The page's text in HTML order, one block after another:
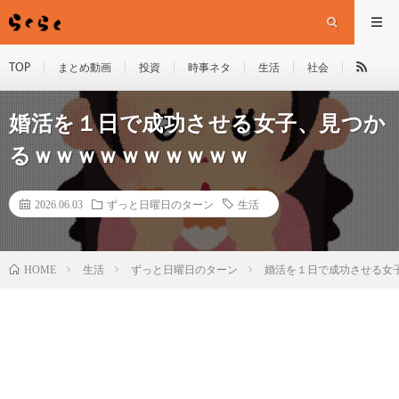
TOP まとめ動画 投資 時事ネタ 生活 社会
婚活を１日で成功させる女子、見つか
るｗｗｗｗｗｗｗｗｗｗ
2026.06.03 ずっと日曜日のターン 生活
HOME 生活 ずっと日曜日のターン 婚活を１日で成功させる女